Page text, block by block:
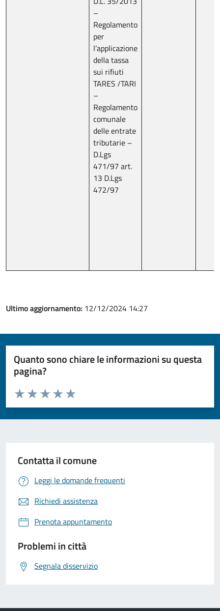
–
Regolamento
per
l’applicazione
della tassa
sui rifiuti
TARES /TARI
–
Regolamento
comunale
delle entrate
tributarie –
D.Lgs
471/97 art.
13 D.Lgs
472/97
Ultimo aggiornamento: 12/12/2024 14:27
Quanto sono chiare le informazioni su questa
pagina?
Valuta da 1 a 5 stelle la pagina
Valuta 5 stelle su 5
Valuta 4 stelle su 5
Valuta 3 stelle su 5
Valuta 2 stelle su 5
Valuta 1 stelle su 5
Contatta il comune
Leggi le domande frequenti
Richiedi assistenza
Prenota appuntamento
Problemi in città
Segnala disservizio